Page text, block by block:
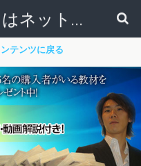
サイドビジネスはネットで稼ぐ～サラリーマンが副業から独立起業する方法～
テンツに戻る